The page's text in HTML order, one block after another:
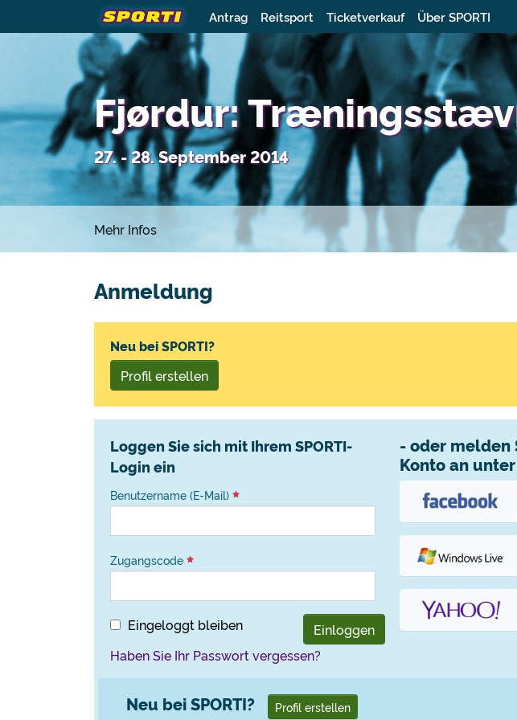
Antrag Reitsport Ticketverkauf Über SPORTI
Fjørdur:
27. - 28. September 2014
Mehr Infos
Anmeldung
Neu bei SPORTI?
Profil erstellen
Loggen Sie sich mit Ihrem SPORTI-
Login ein
Benutzername (E-Mail)
Zugangscode
Eingeloggt bleiben
Einloggen
Haben Sie Ihr Passwort vergessen?
- oder melden
Konto an unter
Neu bei SPORTI? Profil erstellen